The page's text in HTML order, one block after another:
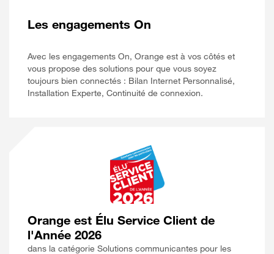
Les engagements On
Avec les engagements On, Orange est à vos côtés et
vous propose des solutions pour que vous soyez
toujours bien connectés : Bilan Internet Personnalisé,
Installation Experte, Continuité de connexion.
Orange est Élu Service Client de
l'Année 2026
dans la catégorie Solutions communicantes pour les